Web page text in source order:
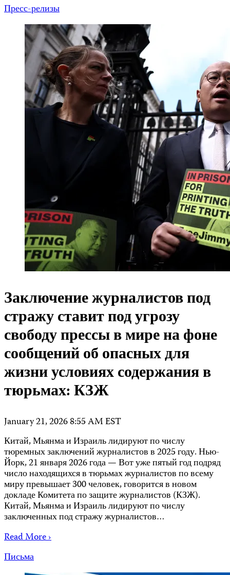
Пресс-релизы
Заключение журналистов под
стражу ставит под угрозу
свободу прессы в мире на фоне
сообщений об опасных для
жизни условиях содержания в
тюрьмах: КЗЖ
January 21, 2026 8:55 AM EST
Китай, Мьянма и Израиль лидируют по числу
тюремных заключений журналистов в 2025 году. Нью-
Йорк, 21 января 2026 года — Вот уже пятый год подряд
число находящихся в тюрьмах журналистов по всему
миру превышает 300 человек, говорится в новом
докладе Комитета по защите журналистов (КЗЖ).
Китай, Мьянма и Израиль лидируют по числу
заключенных под стражу журналистов…
Read More ›
Письма